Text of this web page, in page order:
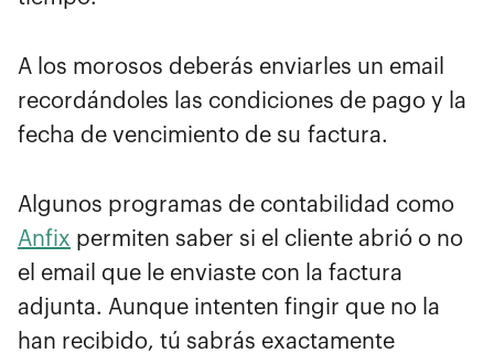
A los morosos deberás enviarles un email
recordándoles las condiciones de pago y la
fecha de vencimiento de su factura.
Algunos programas de contabilidad como
Anfix permiten saber si el cliente abrió o no
el email que le enviaste con la factura
adjunta. Aunque intenten fingir que no la
han recibido, tú sabrás exactamente